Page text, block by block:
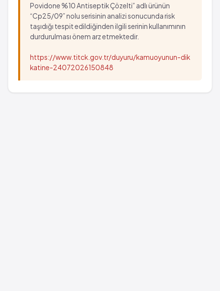
Povidone %10 Antiseptik Çözelti” adlı ürünün
“Cp25/09” nolu serisinin analizi sonucunda risk
taşıdığı tespit edildiğinden ilgili serinin kullanımının
durdurulması önem arz etmektedir.
https://www.titck.gov.tr/duyuru/kamuoyunun-dik
katine-24072026150848